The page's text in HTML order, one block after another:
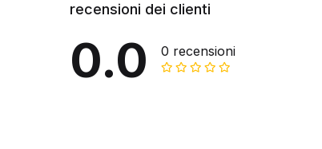
recensioni dei clienti
0.0 0 recensioni